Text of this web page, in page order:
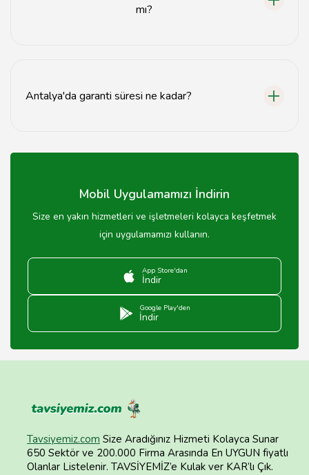
mı?
Antalya'da garanti süresi ne kadar?
garanti süresi sunulmaktadır.
Mobil Uygulamamızı İndirin
Size en yakın hizmetleri ve işletmeleri kolayca keşfetmek
için uygulamamızı kullanın.
App Store'dan
İndir
Google Play'den
İndir
Tavsiyemiz.com Size Aradığınız Hizmeti Kolayca Sunar
650 Sektör ve 200.000 Firma Arasında En UYGUN fiyatlı
Olanlar Listelenir. TAVSİYEMİZ’e Kulak ver KAR’lı Çık.